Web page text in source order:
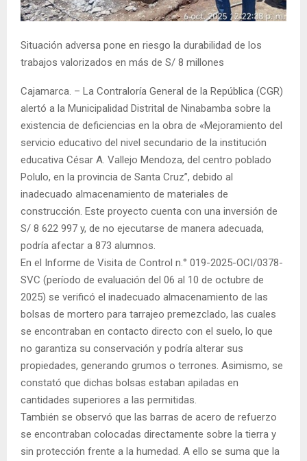
Situación adversa pone en riesgo la durabilidad de los
trabajos valorizados en más de S/ 8 millones
Cajamarca. – La Contraloría General de la República (CGR)
alertó a la Municipalidad Distrital de Ninabamba sobre la
existencia de deficiencias en la obra de «Mejoramiento del
servicio educativo del nivel secundario de la institución
educativa César A. Vallejo Mendoza, del centro poblado
Polulo, en la provincia de Santa Cruz”, debido al
inadecuado almacenamiento de materiales de
construcción. Este proyecto cuenta con una inversión de
S/ 8 622 997 y, de no ejecutarse de manera adecuada,
podría afectar a 873 alumnos.
En el Informe de Visita de Control n.° 019-2025-OCI/0378-
SVC (período de evaluación del 06 al 10 de octubre de
2025) se verificó el inadecuado almacenamiento de las
bolsas de mortero para tarrajeo premezclado, las cuales
se encontraban en contacto directo con el suelo, lo que
no garantiza su conservación y podría alterar sus
propiedades, generando grumos o terrones. Asimismo, se
constató que dichas bolsas estaban apiladas en
cantidades superiores a las permitidas.
También se observó que las barras de acero de refuerzo
se encontraban colocadas directamente sobre la tierra y
sin protección frente a la humedad. A ello se suma que la